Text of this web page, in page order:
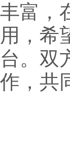
丰富，
用，希
台。双
作，共